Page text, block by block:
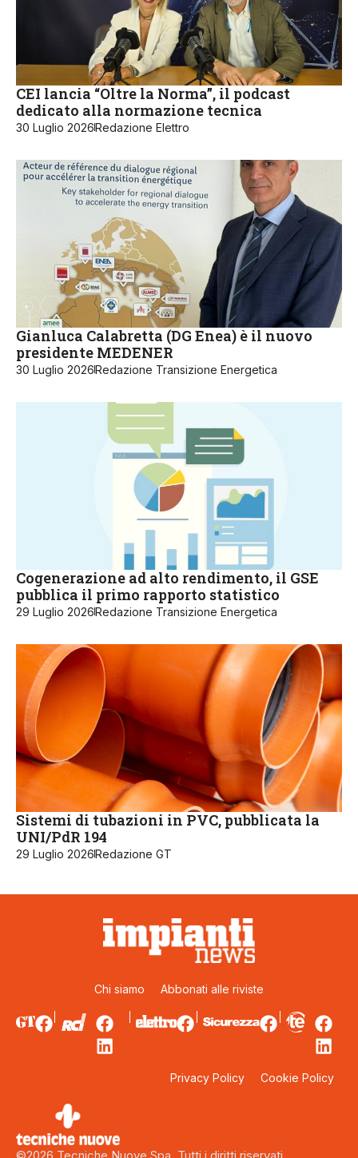
CEI lancia “Oltre la Norma”, il podcast
dedicato alla normazione tecnica
30 Luglio 2026Redazione Elettro
Gianluca Calabretta (DG Enea) è il nuovo
presidente MEDENER
30 Luglio 2026Redazione Transizione Energetica
Cogenerazione ad alto rendimento, il GSE
pubblica il primo rapporto statistico
29 Luglio 2026Redazione Transizione Energetica
Sistemi di tubazioni in PVC, pubblicata la
UNI/PdR 194
29 Luglio 2026Redazione GT
Chi siamo Abbonati alle riviste
Privacy Policy Cookie Policy
©2026 Tecniche Nuove Spa. Tutti i diritti riservati.